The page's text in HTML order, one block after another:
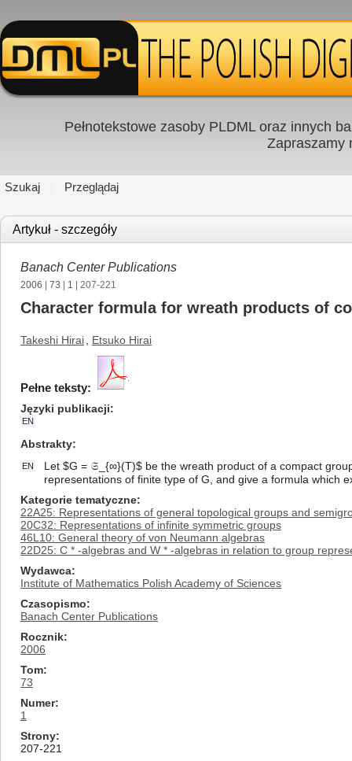
Pełnotekstowe zasoby PLDML oraz innych
Zapraszamy
Szukaj Przeglądaj
Artykuł - szczegóły
Banach Center Publications
2006 73 1 | 207-221
Character formula for wreath products of
Takeshi Hirai Etsuko Hirai
Pełne teksty:
Języki publikacji
EN
Abstrakty
EN
Let $G = 𝔖_{∞}(T)$ be the wreath product of a compact
representations of finite type of G, and give a formula which
Kategorie tematyczne
22A25: Representations of general topological groups and
20C32: Representations of infinite symmetric groups
46L10: General theory of von Neumann algebras
22D25: C * -algebras and W * -algebras in relation to group
Wydawca
Institute of Mathematics Polish Academy of Sciences
Czasopismo
Banach Center Publications
Rocznik
2006
Tom
73
Numer
1
Strony
207-221